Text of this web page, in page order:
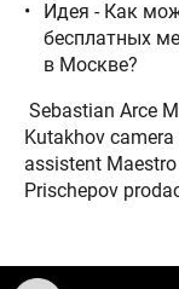
Идея - Как
бесплатных
в Москве?
Sebastian Arce
Kutakhov
assistent
Prischepov